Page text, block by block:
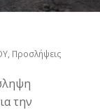
, Προσλήψεις
την